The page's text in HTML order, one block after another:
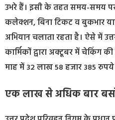
उभरे हैं। इसी के तहत समय-समय पर
कलेक्शन, बिना टिकट व बुकभार
अभियान चलाता रहता है। ऐसे में
कार्मिकों द्वारा अक्टूबर में चेकिंग
माह में 32 लाख 58 हजार 385 रुपये
एक लाख से अधिक बार